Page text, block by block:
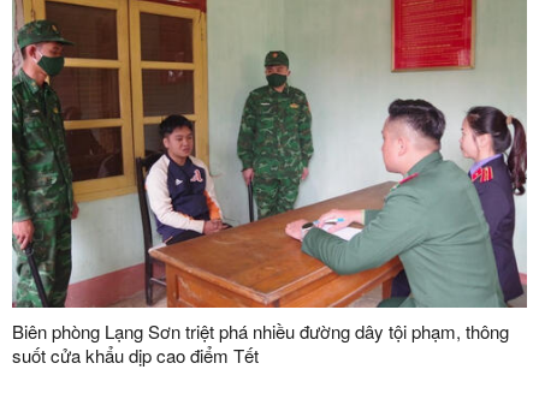
Biên phòng Lạng Sơn triệt phá nhiều đường dây tội phạm, thông
suốt cửa khẩu dịp cao điểm Tết